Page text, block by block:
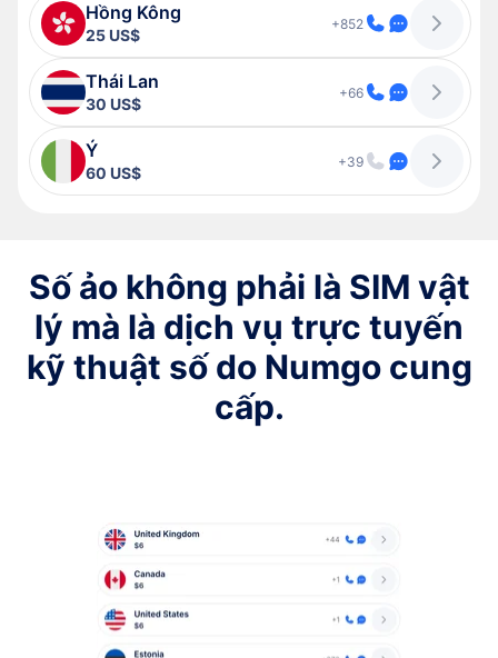
Hồng Kông
25 US$
+852
Thái Lan
30 US$
+66
Ý
60 US$
+39
Số ảo không phải là SIM vật
lý mà là dịch vụ trực tuyến
kỹ thuật số do Numgo cung
cấp.